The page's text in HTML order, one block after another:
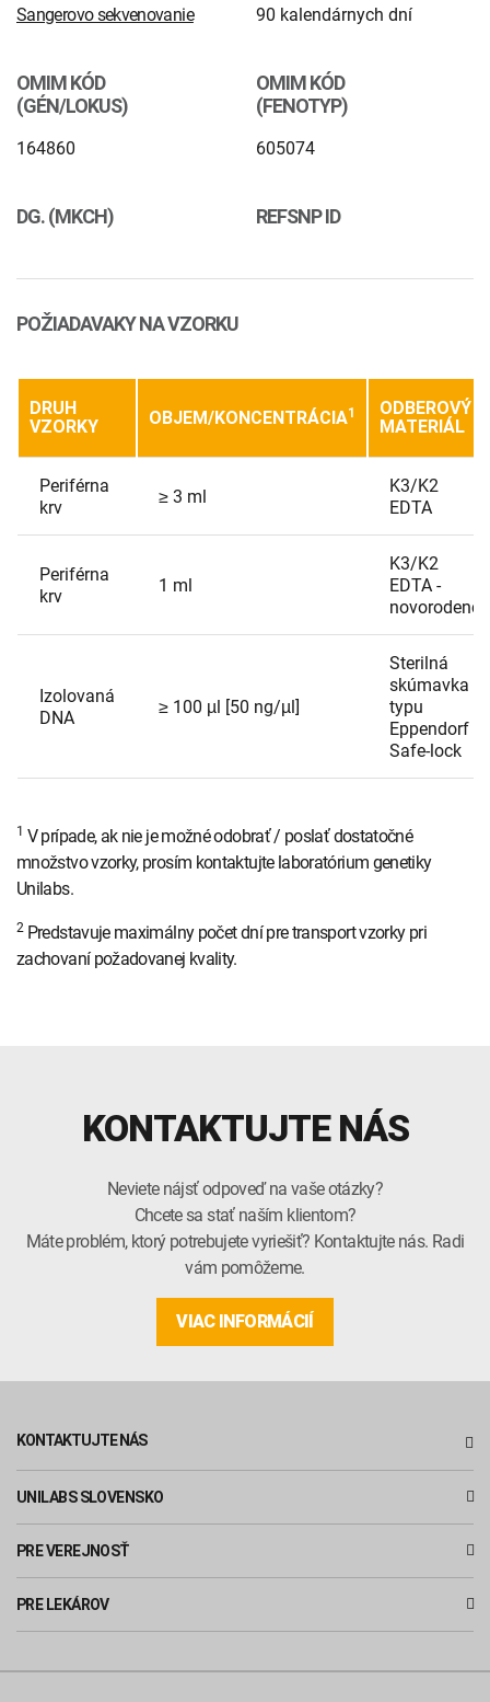
Sangerovo sekvenovanie 90 kalendárnych dní
OMIM KÓD
(GÉN/LOKUS)
164860
OMIM KÓD
(FENOTYP)
605074
DG. (MKCH) REFSNP ID
POŽIADAVAKY NA VZORKU
DRUH
VZORKY
OBJEM/KONCENTRÁCIA1
ODBEROVÝ
MATERIÁL
Periférna
krv
≥ 3 ml
K3/K2
EDTA
Periférna
krv
1 ml
K3/K2
EDTA -
novorodenci
Izolovaná
DNA
≥ 100 µl [50 ng/µl]
Sterilná
skúmavka
typu
Eppendorf
Safe-lock
1 V prípade, ak nie je možné odobrať / poslať dostatočné
množstvo vzorky, prosím kontaktujte laboratórium genetiky
Unilabs.
2Predstavuje maximálny počet dní pre transport vzorky pri
zachovaní požadovanej kvality.
KONTAKTUJTE NÁS
Neviete nájsť odpoveď na vaše otázky?
Chcete sa stať naším klientom?
Máte problém, ktorý potrebujete vyriešiť? Kontaktujte nás. Radi
vám pomôžeme.
VIAC INFORMÁCIÍ
KONTAKTUJTE NÁS
UNILABS SLOVENSKO
PRE VEREJNOSŤ
PRE LEKÁROV